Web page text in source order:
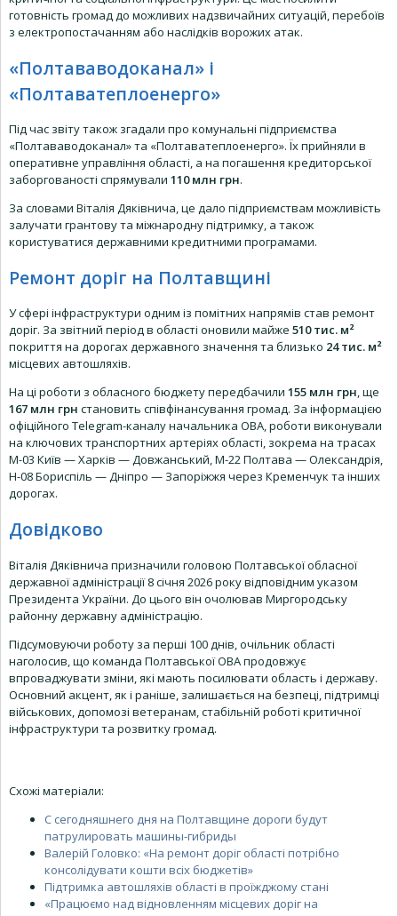
готовність громад до можливих надзвичайних ситуацій, перебоїв
з електропостачанням або наслідків ворожих атак.
«Полтававодоканал» і
«Полтаватеплоенерго»
Під час звіту також згадали про комунальні підприємства
«Полтававодоканал» та «Полтаватеплоенерго». Їх прийняли в
оперативне управління області, а на погашення кредиторської
заборгованості спрямували 110 млн грн.
За словами Віталія Дяківнича, це дало підприємствам можливість
залучати грантову та міжнародну підтримку, а також
користуватися державними кредитними програмами.
Ремонт доріг на Полтавщині
У сфері інфраструктури одним із помітних напрямів став ремонт
доріг. За звітний період в області оновили майже 510 тис. м²
покриття на дорогах державного значення та близько 24 тис. м²
місцевих автошляхів.
На ці роботи з обласного бюджету передбачили 155 млн грн, ще
167 млн грн становить співфінансування громад. За інформацією
офіційного Telegram-каналу начальника ОВА, роботи виконували
на ключових транспортних артеріях області, зокрема на трасах
М-03 Київ — Харків — Довжанський, М-22 Полтава — Олександрія,
Н-08 Бориспіль — Дніпро — Запоріжжя через Кременчук та інших
дорогах.
Довідково
Віталія Дяківнича призначили головою Полтавської обласної
державної адміністрації 8 січня 2026 року відповідним указом
Президента України. До цього він очолював Миргородську
районну державну адміністрацію.
Підсумовуючи роботу за перші 100 днів, очільник області
наголосив, що команда Полтавської ОВА продовжує
впроваджувати зміни, які мають посилювати область і державу.
Основний акцент, як і раніше, залишається на безпеці, підтримці
військових, допомозі ветеранам, стабільній роботі критичної
інфраструктури та розвитку громад.
Схожі матеріали:
С сегодняшнего дня на Полтавщине дороги будут
патрулировать машины-гибриды
Валерій Головко: «На ремонт доріг області потрібно
консолідувати кошти всіх бюджетів»
Підтримка автошляхів області в проїжджому стані
«Працюємо над відновленням місцевих доріг на